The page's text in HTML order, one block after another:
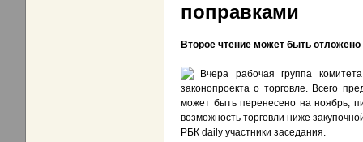
поправками
Второе чтение может быть отложено
Вчера рабочая группа
законопроекта о торговле. Всего
может быть перенесено на ноябрь,
возможность торговли ниже
РБК daily участники заседания.